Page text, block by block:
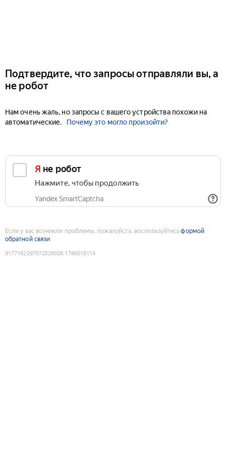
Подтвердите, что запросы отправляли вы, а
не робот
Нам очень жаль, но запросы с вашего устройства похожи на
автоматические.
Почему это могло произойти?
Я не робот
Нажмите, чтобы продолжить
Yandex SmartCaptcha
Если у вас возникли проблемы, пожалуйста, воспользуйтесьформой
обратной связи
9177182297072528028:1786018114